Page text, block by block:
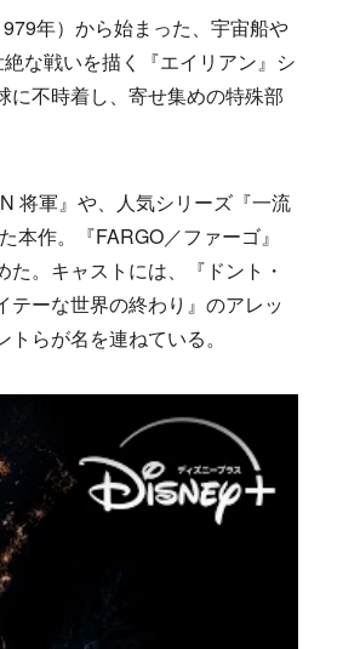
年）から始まった、宇宙船や
な戦いを描く『エイリアン』シ
に不時着し、寄せ集めの特殊部
将軍』や、人気シリーズ『一流
作。『FARGO／ファーゴ』
。キャストには、『ドント・
テーな世界の終わり』のアレッ
らが名を連ねている。